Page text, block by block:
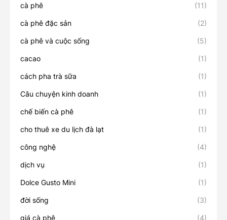
cà phê (11)
cà phê đặc sản (2)
cà phê và cuộc sống (5)
cacao (1)
cách pha trà sữa (1)
Câu chuyện kinh doanh (1)
chế biến cà phê (1)
cho thuê xe du lịch đà lạt (1)
công nghệ (4)
dịch vụ (1)
Dolce Gusto Mini (1)
đời sống (3)
giá cà phê (4)